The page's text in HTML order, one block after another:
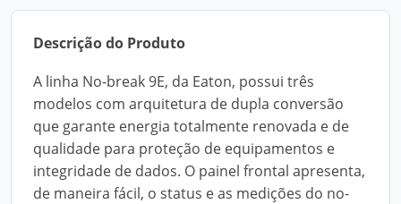
Descrição do Produto
A linha No-break 9E, da Eaton, possui três
modelos com arquitetura de dupla conversão
que garante energia totalmente renovada e de
qualidade para proteção de equipamentos e
integridade de dados. O painel frontal apresenta,
de maneira fácil, o status e as medições do no-